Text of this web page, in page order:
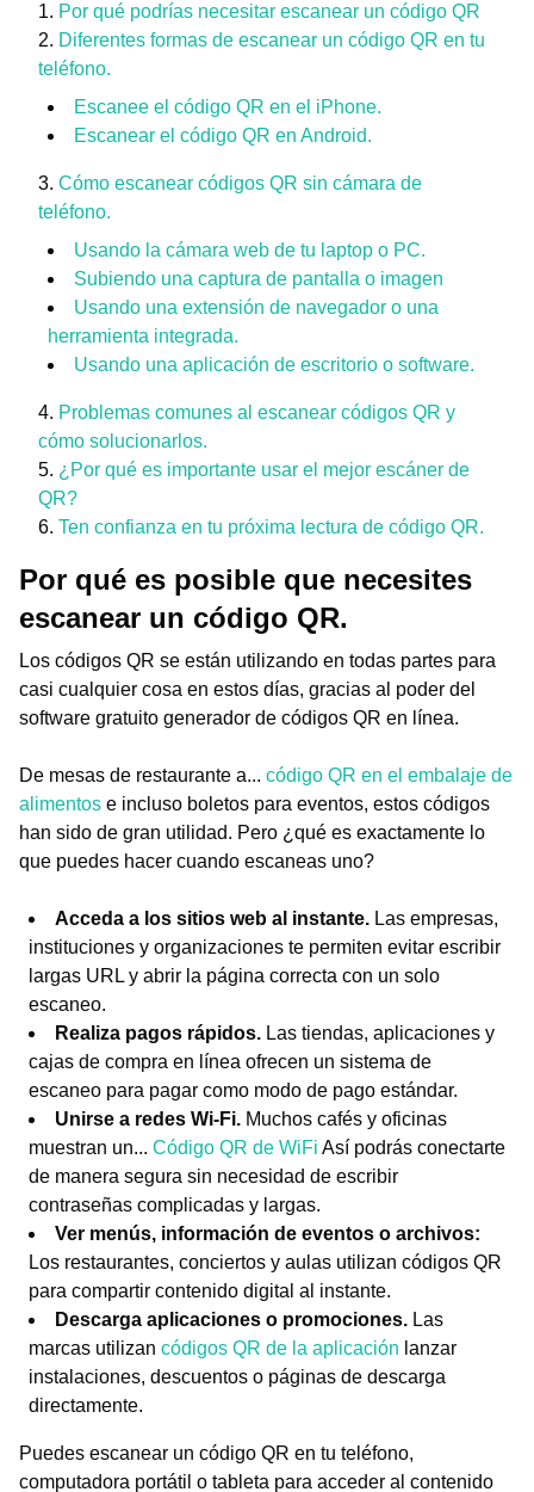
Por qué podrías necesitar escanear un código QR
Diferentes formas de escanear un código QR en tu
teléfono.
Escanee el código QR en el iPhone.
Escanear el código QR en Android.
Cómo escanear códigos QR sin cámara de
teléfono.
Usando la cámara web de tu laptop o PC.
Subiendo una captura de pantalla o imagen
Usando una extensión de navegador o una
herramienta integrada.
Usando una aplicación de escritorio o software.
Problemas comunes al escanear códigos QR y
cómo solucionarlos.
¿Por qué es importante usar el mejor escáner de
QR?
Ten confianza en tu próxima lectura de código QR.
Por qué es posible que necesites
escanear un código QR.
Los códigos QR se están utilizando en todas partes para
casi cualquier cosa en estos días, gracias al poder del
software gratuito generador de códigos QR en línea.
De mesas de restaurante a... código QR en el embalaje de
alimentos e incluso boletos para eventos, estos códigos
han sido de gran utilidad. Pero ¿qué es exactamente lo
que puedes hacer cuando escaneas uno?
Acceda a los sitios web al instante. Las empresas,
instituciones y organizaciones te permiten evitar escribir
largas URL y abrir la página correcta con un solo
escaneo.
Realiza pagos rápidos. Las tiendas, aplicaciones y
cajas de compra en línea ofrecen un sistema de
escaneo para pagar como modo de pago estándar.
Unirse a redes Wi-Fi. Muchos cafés y oficinas
muestran un... Código QR de WiFi Así podrás conectarte
de manera segura sin necesidad de escribir
contraseñas complicadas y largas.
Ver menús, información de eventos o archivos:
Los restaurantes, conciertos y aulas utilizan códigos QR
para compartir contenido digital al instante.
Descarga aplicaciones o promociones. Las
marcas utilizan códigos QR de la aplicación lanzar
instalaciones, descuentos o páginas de descarga
directamente.
Puedes escanear un código QR en tu teléfono,
computadora portátil o tableta para acceder al contenido